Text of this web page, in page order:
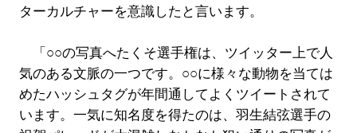
ターカルチャーを意識したと言います。
「○○の写真へたくそ選手権は、ツイッター上で人
気のある文脈の一つです。○○に様々な動物を当ては
めたハッシュタグが年間通してよくツイートされて
います。一気に知名度を得たのは、羽生結弦選手の